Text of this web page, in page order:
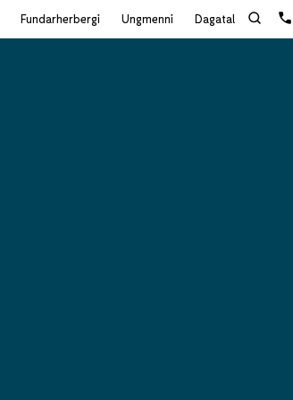
Fundarherbergi Ungmenni Dagatal